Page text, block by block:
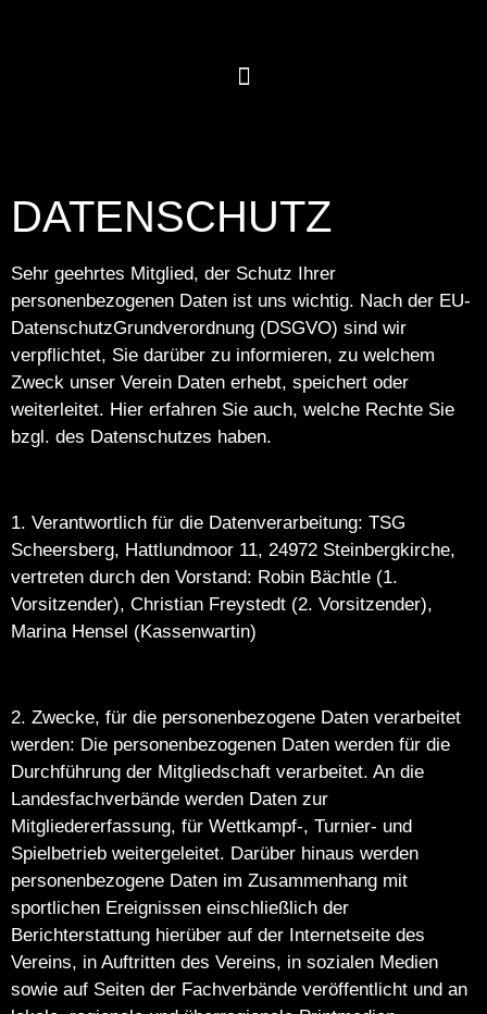
DATENSCHUTZ
Sehr geehrtes Mitglied, der Schutz Ihrer
personenbezogenen Daten ist uns wichtig. Nach der EU-
DatenschutzGrundverordnung (DSGVO) sind wir
verpflichtet, Sie darüber zu informieren, zu welchem
Zweck unser Verein Daten erhebt, speichert oder
weiterleitet. Hier erfahren Sie auch, welche Rechte Sie
bzgl. des Datenschutzes haben.
1. Verantwortlich für die Datenverarbeitung: TSG
Scheersberg, Hattlundmoor 11, 24972 Steinbergkirche,
vertreten durch den Vorstand: Robin Bächtle (1.
Vorsitzender), Christian Freystedt (2. Vorsitzender),
Marina Hensel (Kassenwartin)
2. Zwecke, für die personenbezogene Daten verarbeitet
werden: Die personenbezogenen Daten werden für die
Durchführung der Mitgliedschaft verarbeitet. An die
Landesfachverbände werden Daten zur
Mitgliedererfassung, für Wettkampf-, Turnier- und
Spielbetrieb weitergeleitet. Darüber hinaus werden
personenbezogene Daten im Zusammenhang mit
sportlichen Ereignissen einschließlich der
Berichterstattung hierüber auf der Internetseite des
Vereins, in Auftritten des Vereins, in sozialen Medien
sowie auf Seiten der Fachverbände veröffentlicht und an